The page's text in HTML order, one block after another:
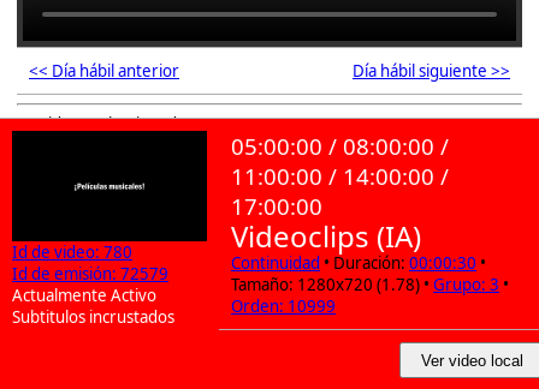
<< Día hábil anterior Día hábil siguiente >>
78 videos seleccionados
Id de video: 780
Id de emisión: 72579
Actualmente Activo
Subtitulos incrustados
05:00:00 / 08:00:00 /
11:00:00 / 14:00:00 /
17:00:00
Videoclips (IA)
Continuidad • Duración: 00:00:30 •
Tamaño: 1280x720 (1.78) • Grupo: 3 •
Orden: 10999
Ver video local